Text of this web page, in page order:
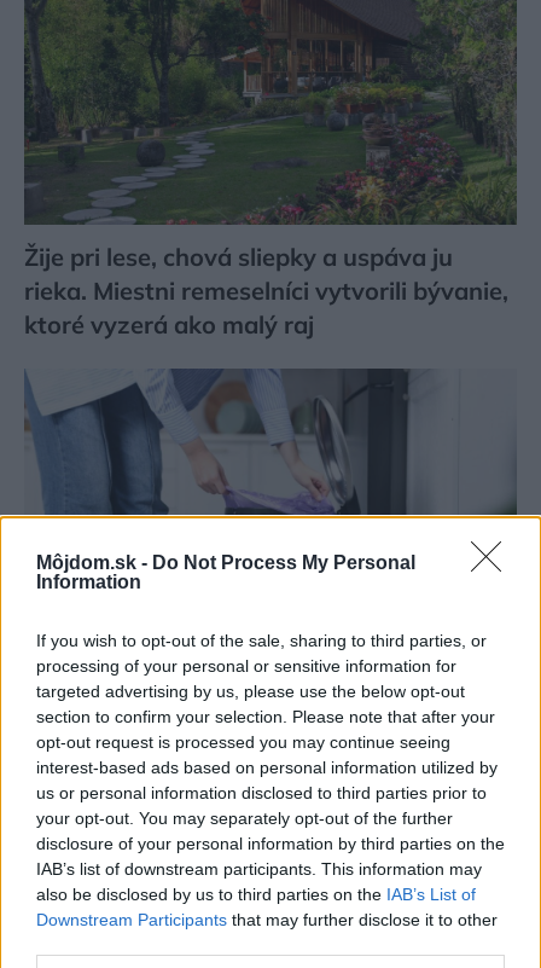
Môjdom.sk - Do Not Process My Personal
Information
If you wish to opt-out of the sale, sharing to third parties, or
processing of your personal or sensitive information for
targeted advertising by us, please use the below opt-out
section to confirm your selection. Please note that after your
opt-out request is processed you may continue seeing
interest-based ads based on personal information utilized by
us or personal information disclosed to third parties prior to
your opt-out. You may separately opt-out of the further
disclosure of your personal information by third parties on the
IAB’s list of downstream participants. This information may
also be disclosed by us to third parties on the IAB’s List of
Downstream Participants that may further disclose it to other
Žije pri lese, chová sliepky a uspáva ju
rieka. Miestni remeselníci vytvorili bývanie,
ktoré vyzerá ako malý raj
Šíri sa z odpadkového koša silný zápach?
Tieto kroky vám pomôžu zbaviť sa ho